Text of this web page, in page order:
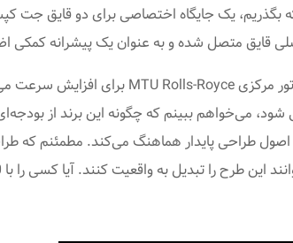
که بگذریم، یک جایگاه اختصاصی برای دو قایق
قایق متصل شده و به عنوان یک پیشرانه کمکی
طرح عملی شود، می‌خواهم ببینم که چگونه این برند
اصول طراحی پایدار هماهنگ می‌کند. مطمئنم که
واقعیت کنند. آیا کسی را با 500000000 دلار پول اضافی می شناسید؟!